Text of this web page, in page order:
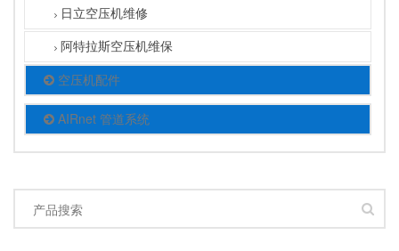
日立空压机维修
阿特拉斯空压机维保
空压机配件
AIRnet 管道系统